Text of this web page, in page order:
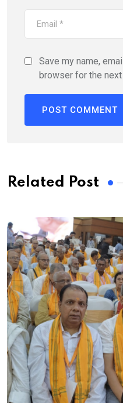
Save my name,
browser for the
Related Post